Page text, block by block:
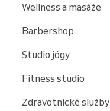
Wellness a masáže
Barbershop
Studio jógy
Fitness studio
Zdravotnické služby